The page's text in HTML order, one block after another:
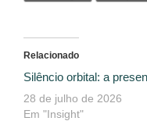
Relacionado
Silêncio orbital: a
28 de julho de 2026
Em "Insight"